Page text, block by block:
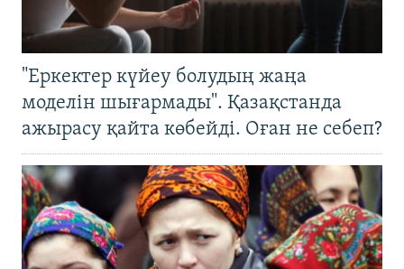
"Еркектер күйеу болудың жаңа
моделін шығармады". Қазақстанда
ажырасу қайта көбейді. Оған не себеп?